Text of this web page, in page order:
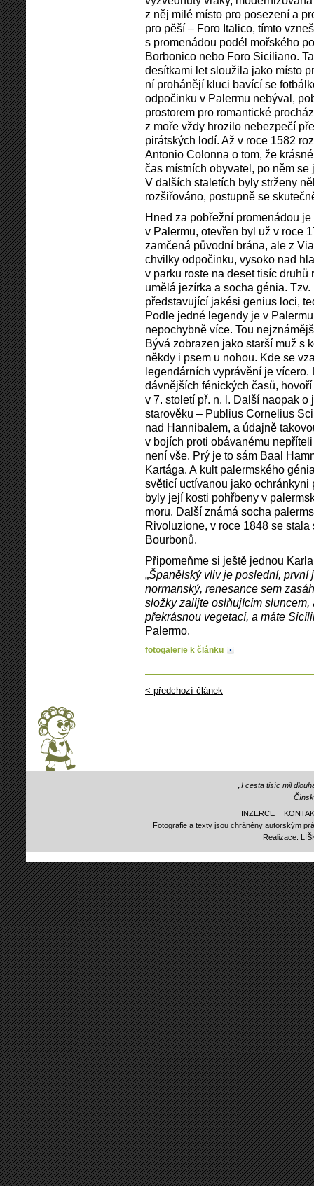
z něj milé místo pro posezení a
pro pěší – Foro Italico, tímto
s promenádou podél mořského
Borbonico nebo Foro Siciliano.
desítkami let sloužila jako místo
ní prohánějí kluci bavící se
odpočinku v Palermu nebýval,
prostorem pro romantické
z moře vždy hrozilo nebezpečí
pirátských lodí. Až v roce 1582
Antonio Colonna o tom, že
čas místních obyvatel, po něm
V dalších staletích byly strženy
rozšiřováno, postupně se
Hned za pobřežní promenádou
v Palermu, otevřen byl už v roce
zamčená původní brána, ale z
chvilky odpočinku, vysoko nad
v parku roste na deset tisíc druhů
umělá jezírka a socha génia.
představující jakési genius loci,
Podle jedné legendy je v
nepochybně více. Tou
Bývá zobrazen jako starší muž s
někdy i psem u nohou. Kde se
legendárních vyprávění je
dávnějších fénických časů,
v 7. století př. n. l. Další naopak
starověku – Publius Cornelius
nad Hannibalem, a údajně
v bojích proti obávanému
není vše. Prý je to sám Baal
Kartága. A kult palermského
světicí uctívanou jako ochránkyni
byly její kosti pohřbeny v
moru. Další známá socha
Rivoluzione, v roce 1848 se
Bourbonů.
Připomeňme si ještě jednou
„Španělský vliv je poslední, první
normanský, renesance sem
složky zalijte oslňujícím
překrásnou vegetací, a máte
Palermo.
fotogalerie k článku
< předchozí článek
„I cesta tisíc mil
INZERCE
Fotografie a texty jsou chráněny autorským
Realizace: